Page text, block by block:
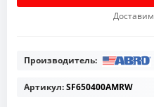
Доставим
Производитель:
Артикул:SF650400AMRW